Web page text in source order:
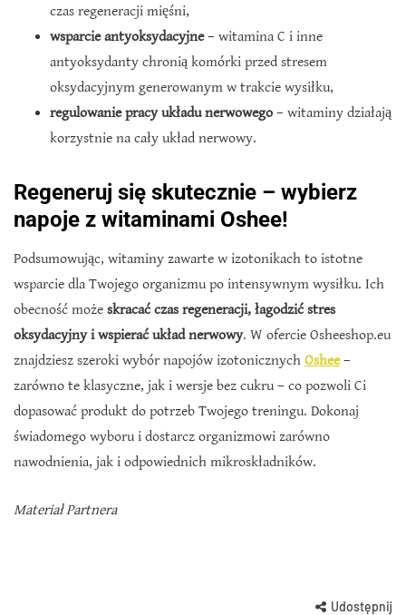
czas regeneracji mięśni,
wsparcie antyoksydacyjne– witamina C i inne
antyoksydanty chronią komórki przed stresem
oksydacyjnym generowanym w trakcie wysiłku,
regulowanie pracy układu nerwowego – witaminy działają
korzystnie na cały układ nerwowy.
Regeneruj się skutecznie – wybierz
napoje z witaminami Oshee!
Podsumowując, witaminy zawarte w izotonikach to istotne
wsparcie dla Twojego organizmu po intensywnym wysiłku. Ich
obecność może skracać czas regeneracji, łagodzić stres
oksydacyjny i wspierać układ nerwowy. W ofercie Osheeshop.eu
znajdziesz szeroki wybór napojów izotonicznych Oshee–
zarówno te klasyczne, jak i wersje bez cukru – co pozwoli Ci
dopasować produkt do potrzeb Twojego treningu. Dokonaj
świadomego wyboru i dostarcz organizmowi zarówno
nawodnienia, jak i odpowiednich mikroskładników.
Materiał Partnera
Udostępnij